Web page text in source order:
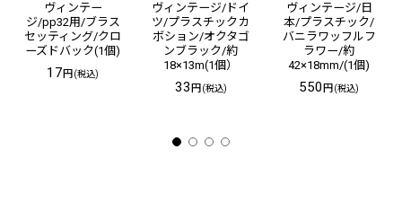
ヴィンテー
ジ/pp32用/ブラス
セッティング/クロ
ーズドバック(1個)
17円 (税込)
ヴィンテージ/ドイ
ツ/プラスチックカ
ボション/オクタゴ
ンブラック/約
18×13m(1個）
33 円 (税込)
ヴィンテージ/日
本/プラスチック/
バニラワッフルフ
ラワー/約
42×18mm/(1個)
550円 (税込)